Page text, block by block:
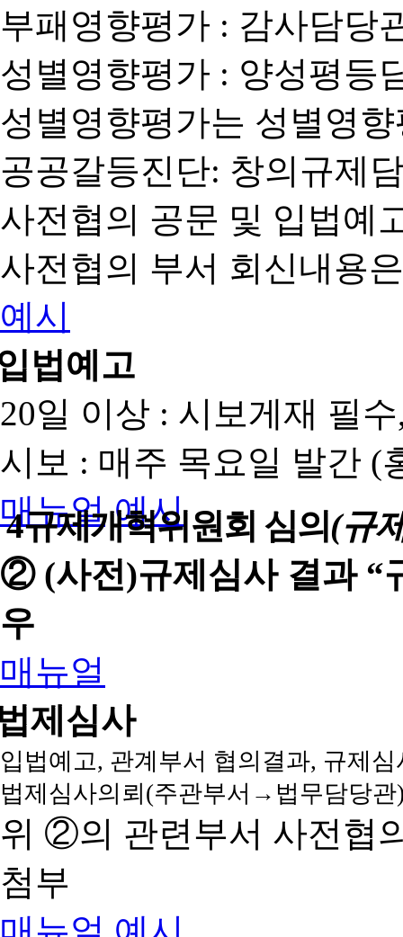
부패영향평가 : 감사담당
성별영향평가 : 양성평등
성별영향평가는 성별영
공공갈등진단: 창의규제
사전협의 공문 및 입법예
사전협의 부서 회신내용
예시
법예고
20일 이상 : 시보게재 필
시보 : 매주 목요일 발간 (
매뉴얼 예시
4규제개혁위원회 심의(규
② (사전)규제심사 결과 “
우
매뉴얼
제심사
입법예고, 관계부서 협의결과, 규제
법제심사의뢰(주관부서→법무담당
위 ②의 관련부서 사전협
첨부